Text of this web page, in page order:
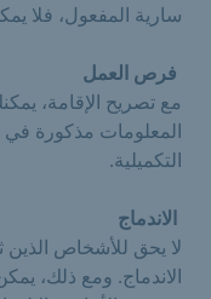
سارية المفعول، فلا
فرص العمل
مع تصريح الإقامة،
المعلومات مذكورة في
التكميلية.
الاندماج
لا يحق للأشخاص
الاندماج. ومع ذلك،